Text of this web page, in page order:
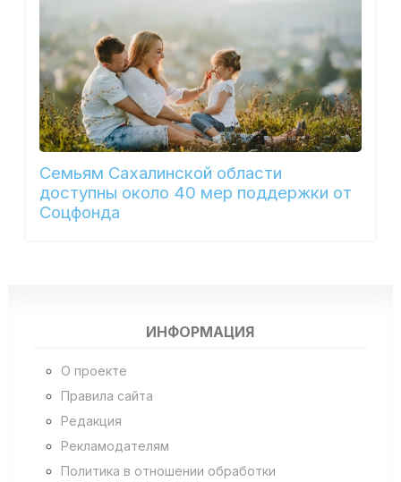
Семьям Сахалинской области
доступны около 40 мер поддержки от
Соцфонда
ИНФОРМАЦИЯ
О проекте
Правила сайта
Редакция
Рекламодателям
Политика в отношении обработки